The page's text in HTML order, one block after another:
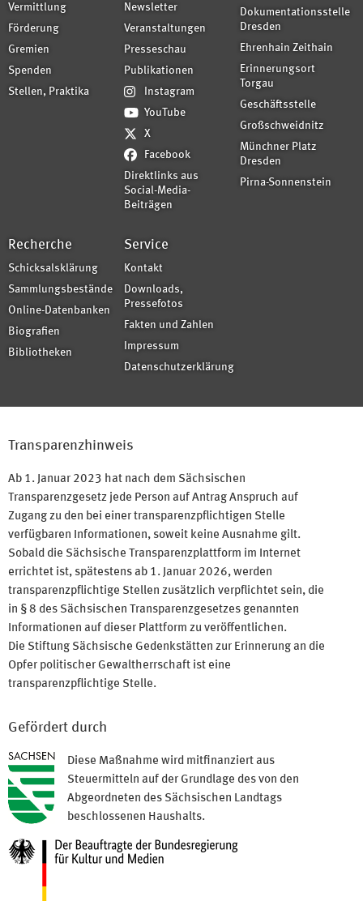
Vermittlung
Förderung
Gremien
Spenden
Stellen, Praktika
Newsletter
Veranstaltungen
Presseschau
Publikationen
Instagram
YouTube
X
Facebook
Direktlinks aus
Social-Media-
Beiträgen
Dokumentationsstelle
Dresden
Ehrenhain Zeithain
Erinnerungsort
Torgau
Geschäftsstelle
Großschweidnitz
Münchner Platz
Dresden
Pirna-Sonnenstein
Recherche
Schicksalsklärung
Sammlungsbestände
Online-Datenbanken
Biografien
Bibliotheken
Service
Kontakt
Downloads,
Pressefotos
Fakten und Zahlen
Impressum
Datenschutzerklärung
Transparenzhinweis
Ab 1. Januar 2023 hat nach dem Sächsischen
Transparenzgesetz jede Person auf Antrag Anspruch auf
Zugang zu den bei einer transparenzpflichtigen Stelle
verfügbaren Informationen, soweit keine Ausnahme gilt.
Sobald die Sächsische Transparenzplattform im Internet
errichtet ist, spätestens ab 1. Januar 2026, werden
transparenzpflichtige Stellen zusätzlich verpflichtet sein, die
in § 8 des Sächsischen Transparenzgesetzes genannten
Informationen auf dieser Plattform zu veröffentlichen.
Die Stiftung Sächsische Gedenkstätten zur Erinnerung an die
Opfer politischer Gewaltherrschaft ist eine
transparenzpflichtige Stelle.
Gefördert durch
Diese Maßnahme wird mitfinanziert aus
Steuermitteln auf der Grundlage des von den
Abgeordneten des Sächsischen Landtags
beschlossenen Haushalts.